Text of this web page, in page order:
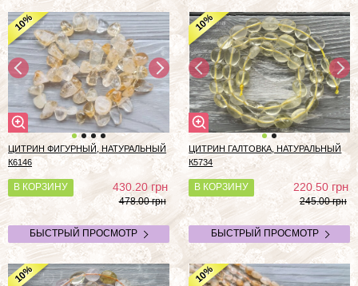
10%
ЦИТРИН ФИГУРНЫЙ, НАТУРАЛЬНЫЙ
К6146
В КОРЗИНУ 430.20грн
478.00 грн
БЫСТРЫЙ ПРОСМОТР
10%
ЦИТРИН ГАЛТОВКА, НАТУРАЛЬНЫЙ
К5734
В КОРЗИНУ 220.50грн
245.00 грн
БЫСТРЫЙ ПРОСМОТР
10% 10%